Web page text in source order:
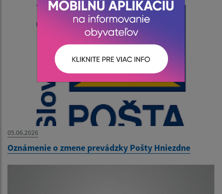
05.06.2026
Oznámenie o zmene prevádzky Pošty Hniezdne